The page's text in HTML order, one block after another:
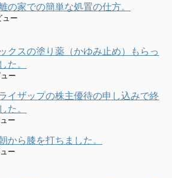
の家での簡単な処置の仕方。
ュー
クスの塗り薬（かゆみ止め）もらっ
た。
ー
イザップの株主優待の申し込みで終
た。
ー
から膝を打ちました。
ー